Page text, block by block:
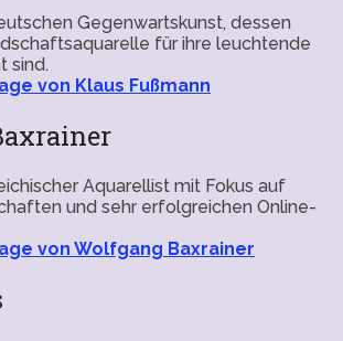
Gegenwartskunst, dessen
für ihre leuchtende
sind.
von Klaus Fußmann
Aquarellist mit Fokus auf
und sehr erfolgreichen Online-
von Wolfgang Baxrainer